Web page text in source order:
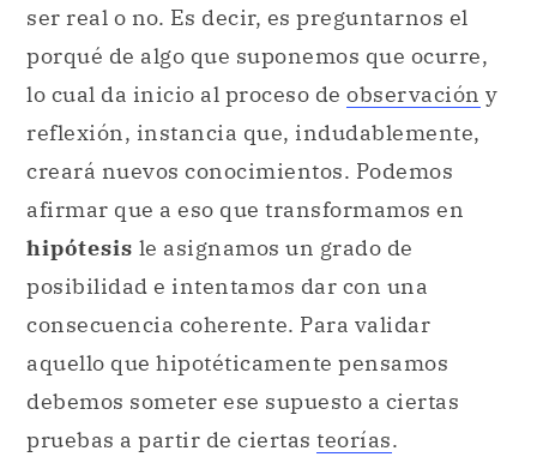
ser real o no. Es decir, es preguntarnos el
porqué de algo que suponemos que ocurre,
lo cual da inicio al proceso de observación y
reflexión, instancia que, indudablemente,
creará nuevos conocimientos. Podemos
afirmar que a eso que transformamos en
hipótesis le asignamos un grado de
posibilidad e intentamos dar con una
consecuencia coherente. Para validar
aquello que hipotéticamente pensamos
debemos someter ese supuesto a ciertas
pruebas a partir de ciertas teorías.